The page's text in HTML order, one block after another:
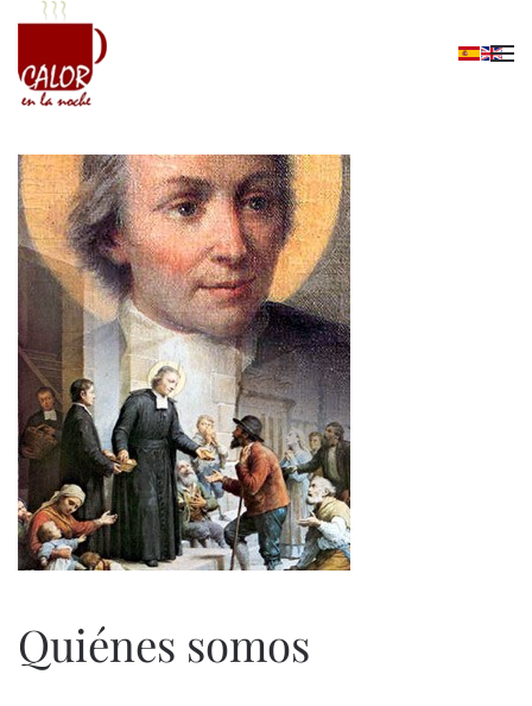
Skip to main content
Quiénes somos